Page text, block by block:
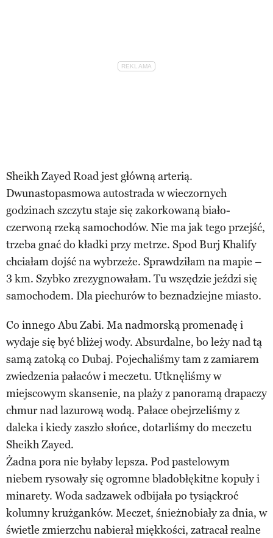
Sheikh Zayed Road jest główną arterią.
Dwunastopasmowa autostrada w wieczornych
godzinach szczytu staje się zakorkowaną biało-
czerwoną rzeką samochodów. Nie ma jak tego przejść,
trzeba gnać do kładki przy metrze. Spod Burj Khalify
chciałam dojść na wybrzeże. Sprawdziłam na mapie –
3 km. Szybko zrezygnowałam. Tu wszędzie jeździ się
samochodem. Dla piechurów to beznadziejne miasto.
Co innego Abu Zabi. Ma nadmorską promenadę i
wydaje się być bliżej wody. Absurdalne, bo leży nad tą
samą zatoką co Dubaj. Pojechaliśmy tam z zamiarem
zwiedzenia pałaców i meczetu. Utknęliśmy w
miejscowym skansenie, na plaży z panoramą drapaczy
chmur nad lazurową wodą. Pałace obejrzeliśmy z
daleka i kiedy zaszło słońce, dotarliśmy do meczetu
Sheikh Zayed.
Żadna pora nie byłaby lepsza. Pod pastelowym
niebem rysowały się ogromne bladobłękitne kopuły i
minarety. Woda sadzawek odbijała po tysiąckroć
kolumny krużganków. Meczet, śnieżnobiały za dnia, w
świetle zmierzchu nabierał miękkości, zatracał realne